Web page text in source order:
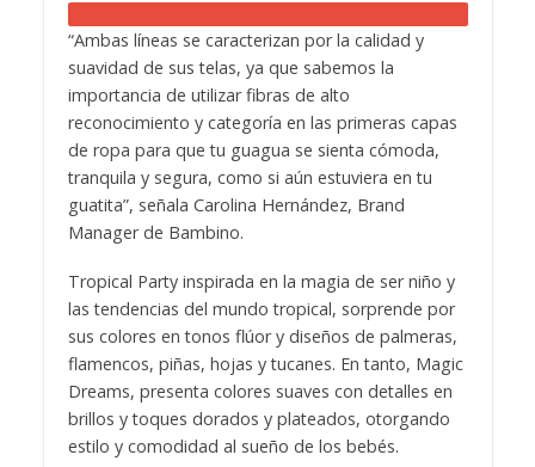
“Ambas líneas se caracterizan por la calidad y
suavidad de sus telas, ya que sabemos la
importancia de utilizar fibras de alto
reconocimiento y categoría en las primeras capas
de ropa para que tu guagua se sienta cómoda,
tranquila y segura, como si aún estuviera en tu
guatita”, señala Carolina Hernández, Brand
Manager de Bambino.
Tropical Party inspirada en la magia de ser niño y
las tendencias del mundo tropical, sorprende por
sus colores en tonos flúor y diseños de palmeras,
flamencos, piñas, hojas y tucanes. En tanto, Magic
Dreams, presenta colores suaves con detalles en
brillos y toques dorados y plateados, otorgando
estilo y comodidad al sueño de los bebés.